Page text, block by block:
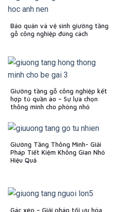
Bảo quản và vệ sinh giường tầng
gỗ công nghiệp đúng cách
Giường tầng gỗ công nghiệp kết
hợp tủ quần áo – Sự lựa chọn
thông minh cho phòng nhỏ
Giường Tầng Thông Minh- Giải
Pháp Tiết Kiệm Không Gian Nhỏ
Hiệu Quả
Gác xép – Giải pháp tối ưu hóa